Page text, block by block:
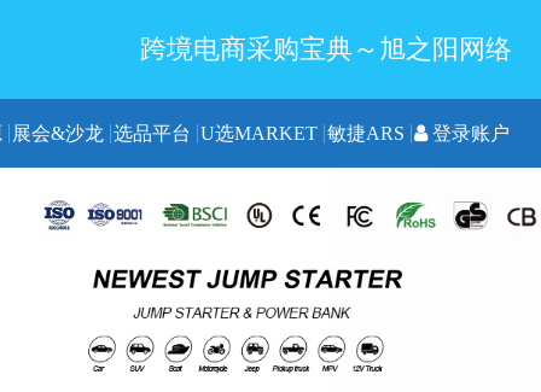
跨境电商采购宝典～旭之阳网络
展会&沙龙 选品平台 U选MARKET 敏捷ARS 登录账户